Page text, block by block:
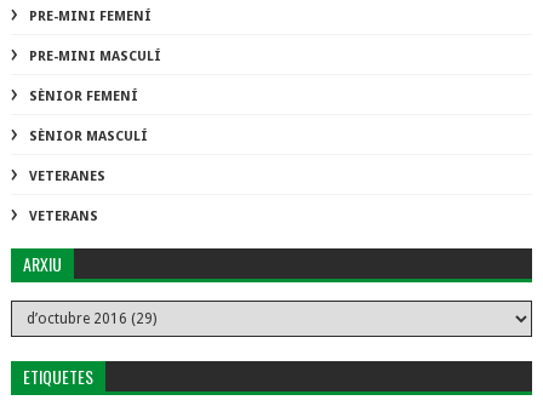
PRE-MINI FEMENÍ
PRE-MINI MASCULÍ
SÈNIOR FEMENÍ
SÈNIOR MASCULÍ
VETERANES
VETERANS
ARXIU
ETIQUETES